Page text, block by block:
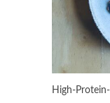
High-